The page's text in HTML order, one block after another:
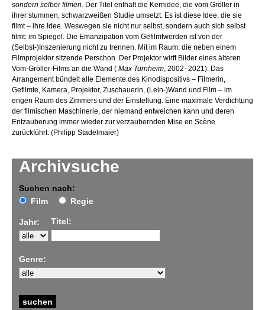
Archivsuche
Suchen nach:
Film
Regie
Jahr: Titel:
Genre:
sondern selber filmen. Der Titel enthält die Kernidee, die vom Gröller in
ihrer stummen, schwarzweißen Studie umsetzt. Es ist diese Idee, die sie
filmt – ihre Idee. Weswegen sie nicht nur selbst, sondern auch sich selbst
filmt: im Spiegel. Die Emanzipation vom Gefilmtwerden ist von der
(Selbst-)Inszenierung nicht zu trennen. Mit im Raum: die neben einem
Filmprojektor sitzende Perschon. Der Projektor wirft Bilder eines älteren
Vom-Gröller-Films an die Wand ( Max Turnheim, 2002–2021). Das
Arrangement bündelt alle Elemente des Kinodispositivs – Filmerin,
Gefilmte, Kamera, Projektor, Zuschauerin, (Lein-)Wand und Film – im
engen Raum des Zimmers und der Einstellung. Eine maximale Verdichtung
der filmischen Maschinerie, der niemand entweichen kann und deren
Entzauberung immer wieder zur verzaubernden Mise en Scène
zurückführt. (Philipp Stadelmaier)